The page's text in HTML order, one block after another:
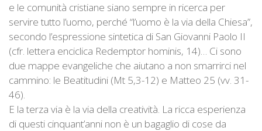
e le comunità cristiane siano sempre in ricerca per
servire tutto l’uomo, perché “l’uomo è la via della Chiesa”,
secondo l’espressione sintetica di San Giovanni Paolo II
(cfr. lettera enciclica Redemptor hominis, 14)… Ci sono
due mappe evangeliche che aiutano a non smarrirci nel
cammino: le Beatitudini (Mt 5,3-12) e Matteo 25 (vv. 31-
46).
E la terza via è la via della creatività. La ricca esperienza
di questi cinquant’anni non è un bagaglio di cose da